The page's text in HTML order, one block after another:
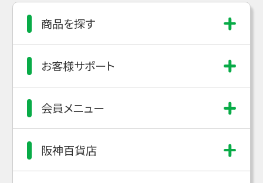
商品を探す
お客様サポート
会員メニュー
阪神百貨店